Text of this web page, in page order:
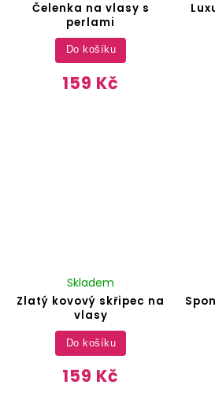
Čelenka na vlasy s
perlami
159 Kč
Do košíku
Zlatý kovový skřipec na
vlasy
Skladem
159 Kč
Do košíku